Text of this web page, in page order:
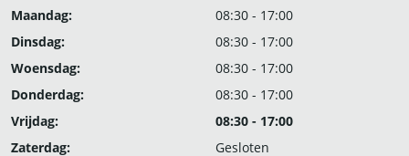
Maandag:
08:30 - 17:00
Dinsdag:
08:30 - 17:00
Woensdag:
08:30 - 17:00
Donderdag:
08:30 - 17:00
Vrijdag:
08:30 - 17:00
Zaterdag:
Gesloten